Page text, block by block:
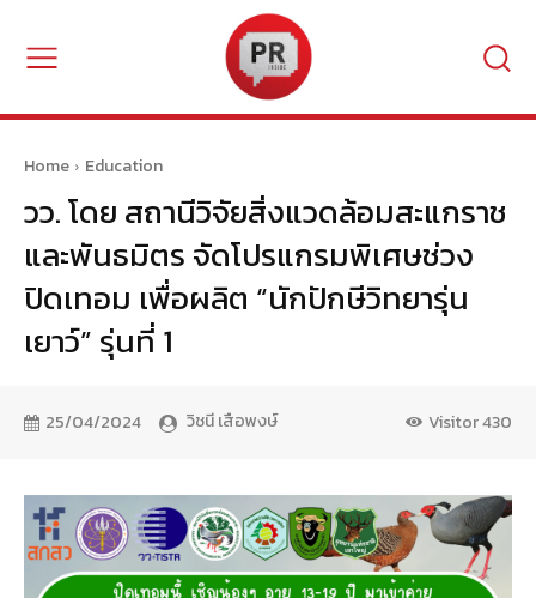
Home Education
วว. โดย สถานีวิจัยสิ่งแวดล้อมสะแกราช
และพันธมิตร จัดโปรแกรมพิเศษช่วง
ปิดเทอม เพื่อผลิต “นักปักษีวิทยารุ่น
เยาว์” รุ่นที่ 1
25/04/2024 วิชนี เสือพงษ์ Visitor430